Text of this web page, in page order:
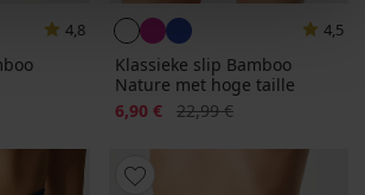
4,8
prijs
4,5
Klassieke slip Bamboo
Nature met hoge taille
Korting
6,90 € Oorspronkelijke prijs
22,99 €